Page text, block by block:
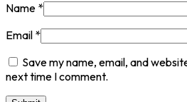
Name *
Email *
Save my name, email, and
next time I comment.